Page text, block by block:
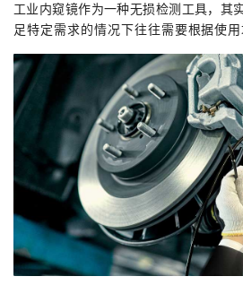
工业内窥镜作为一种无损检测工具，其
足特定需求的情况下往往需要根据使
中，需要技术人员和用户进行深入沟通
查看，以便为用户提供准确的定制解决方